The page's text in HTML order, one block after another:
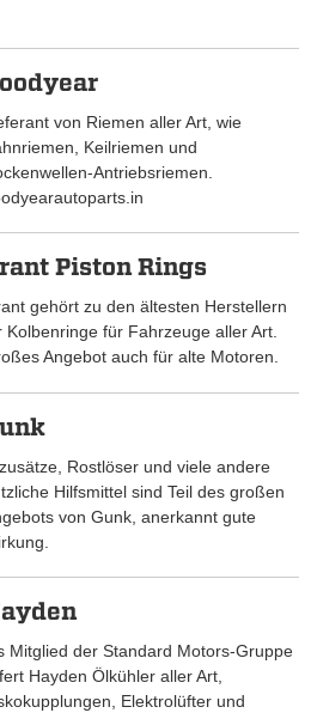
von Riemen aller Art, wie
Keilriemen und
Antriebsriemen.
Piston Rings
gehört zu den ältesten Herstellern
Kolbenringe für Fahrzeuge aller Art.
Angebot auch für alte Motoren.
Rostlöser und viele andere
Hilfsmittel sind Teil des großen
von Gunk, anerkannt gute
Mitglied der Standard Motors-Gruppe
Hayden Ölkühler aller Art,
Elektrolüfter und